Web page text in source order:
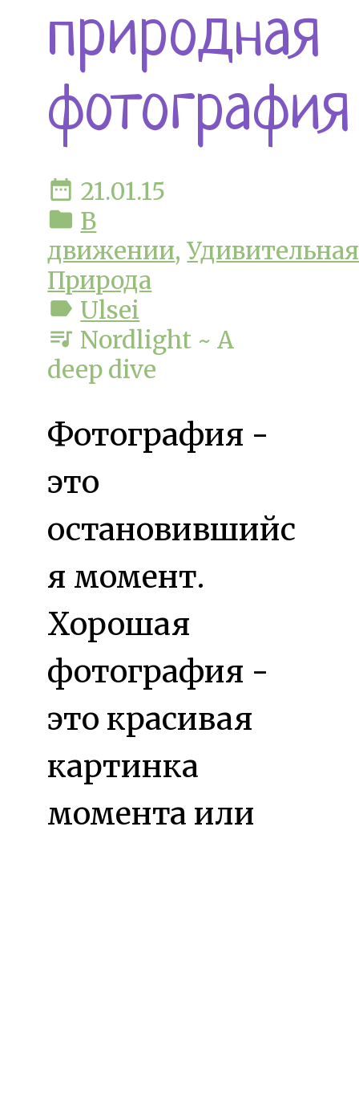
природная
фотография
date_range 21.01.15
folder В
движении,Удивительная
Природа
label Ulsei
queue_music Nordlight ~ A
deep dive
Фотография -
это
остановившийс
я момент.
Хорошая
фотография -
это красивая
картинка
момента или